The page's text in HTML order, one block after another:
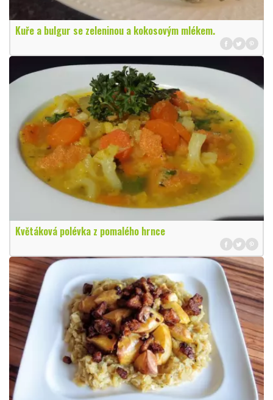
Kuře a bulgur se zeleninou a kokosovým mlékem.
Květáková polévka z pomalého hrnce